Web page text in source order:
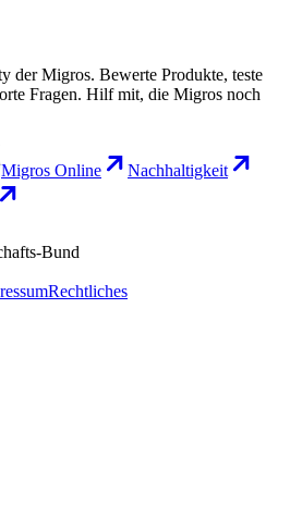
der Migros. Bewerte Produkte, teste
Fragen. Hilf mit, die Migros noch
Migros Online
Nachhaltigkeit
Bund
Rechtliches